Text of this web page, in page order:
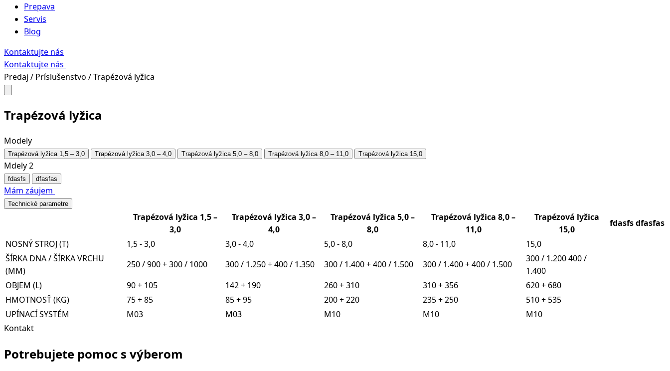
Prepava
Servis
Blog
Kontaktujte nás
Kontaktujte nás
Predaj / Príslušenstvo /Trapézová lyžica
Trapézová lyžica
Modely
Trapézová lyžica 1,5 – 3,0 Trapézová lyžica 3,0 – 4,0 Trapézová lyžica 5,0 – 8,0 Trapézová lyžica 8,0 – 11,0 Trapézová lyžica 15,0
Mdely 2
fdasfs dfasfas
Mám záujem
Technické parametre
Trapézová lyžica 1,5 –
3,0
Trapézová lyžica 3,0 –
4,0
Trapézová lyžica 5,0 –
8,0
Trapézová lyžica 8,0 –
11,0
Trapézová lyžica
15,0
fdasfsdfasfas
NOSNÝ STROJ (T)
1,5 - 3,0 3,0 - 4,0 5,0 - 8,0 8,0 - 11,0
15,0
ŠÍRKA DNA / ŠÍRKA VRCHU
(MM)
250 / 900 + 300 / 1000 300 / 1.250 + 400 / 1.350 300 / 1.400 + 400 / 1.500 300 / 1.400 + 400 / 1.500
300 / 1.200 400 /
1.400
OBJEM (L)
90 + 105 142 + 190 260 + 310 310 + 356
620 + 680
HMOTNOSŤ (KG)
75 + 85 85 + 95 200 + 220 235 + 250
510 + 535
UPÍNACÍ SYSTÉM
M03 M03 M10 M10
M10
Kontakt
Potrebujete pomoc s výberom